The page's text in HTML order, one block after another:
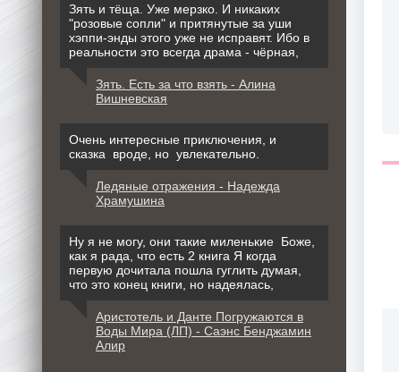
Зять и тёща. Уже мерзко. И никаких
"розовые сопли" и притянутые за уши
хэппи-энды этого уже не исправят. Ибо в
реальности это всегда драма - чёрная,
Зять. Есть за что взять - Алина
Вишневская
Очень интересные приключения, и
сказка вроде, но увлекательно.
Ледяные отражения - Надежда
Храмушина
Ну я не могу, они такие миленькие Боже,
как я рада, что есть 2 книга Я когда
первую дочитала пошла гуглить думая,
что это конец книги, но надеялась,
Аристотель и Данте Погружаются в
Воды Мира (ЛП) - Саэнс Бенджамин
Алир